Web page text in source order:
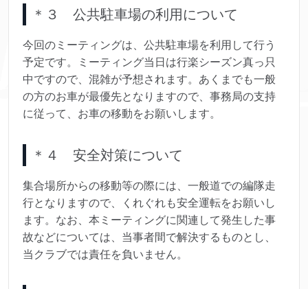
＊３ 公共駐車場の利用について
今回のミーティングは、公共駐車場を利用して行う
予定です。ミーティング当日は行楽シーズン真っ只
中ですので、混雑が予想されます。あくまでも一般
の方のお車が最優先となりますので、事務局の支持
に従って、お車の移動をお願いします。
＊４ 安全対策について
集合場所からの移動等の際には、一般道での編隊走
行となりますので、くれぐれも安全運転をお願いし
ます。なお、本ミーティングに関連して発生した事
故などについては、当事者間で解決するものとし、
当クラブでは責任を負いません。